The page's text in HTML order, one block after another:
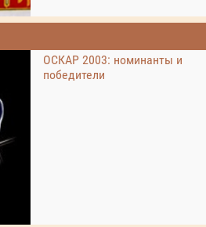
ОСКАР 2003: номинанты и
победители